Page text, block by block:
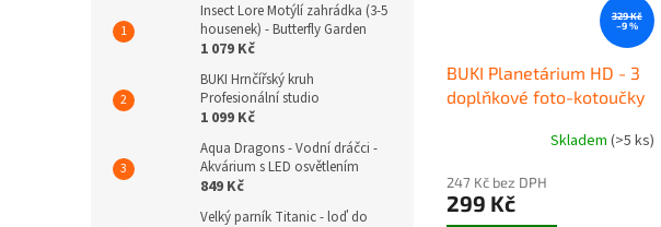
Insect Lore Motýlí zahrádka (3-5
housenek) - Butterfly Garden
1 079 Kč
BUKI Hrnčířský kruh
Profesionální studio
1 099 Kč
Aqua Dragons - Vodní dráčci -
Akvárium s LED osvětlením
849 Kč
Velký parník Titanic - loď do
329 Kč
–9 %
BUKI Planetárium HD - 3
doplňkové foto-kotoučky
Skladem (>5 ks)
247 Kč bez DPH
299 Kč